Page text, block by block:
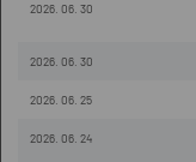
2026. 06. 30
2026. 06. 30
2026. 06. 25
2026. 06. 24